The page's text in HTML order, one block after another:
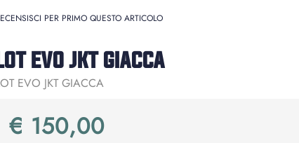
PER PRIMO QUESTO ARTICOLO
LOT EVO JKT GIACCA
EVO JKT GIACCA
€ 150,00